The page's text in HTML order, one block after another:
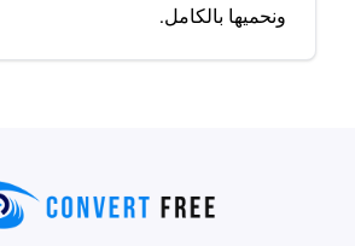
ونحميها بالكامل.